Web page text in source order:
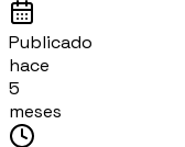
Publicado
hace
5
meses